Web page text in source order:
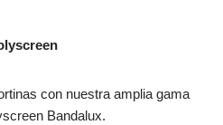
con nuestra amplia gama
Bandalux.